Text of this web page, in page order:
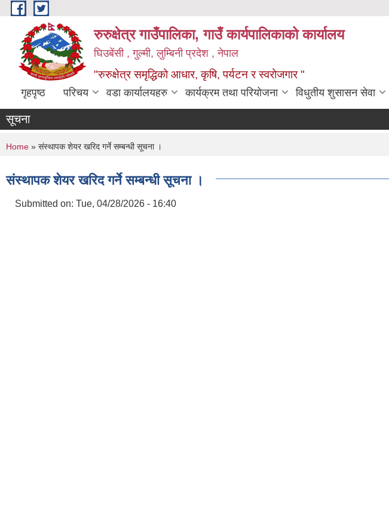
Skip to main content
रुरुक्षेत्र गाउँपालिका, गाउँ कार्यपालिकाको कार्यालय
घिउबेंसी , गुल्मी, लुम्बिनी प्रदेश , नेपाल
"रुरुक्षेत्र समृद्धिको आधार, कृषि, पर्यटन र स्वरोजगार "
गृहपृष्ठ परिचय वडा कार्यालयहरु कार्यक्रम तथा परियोजना विधुतीय शुसासन सेवा
सूचना
You are here
Home » संस्थापक शेयर खरिद गर्ने सम्बन्धी सूचना ।
संस्थापक शेयर खरिद गर्ने सम्बन्धी सूचना ।
Submitted on: Tue, 04/28/2026 - 16:40